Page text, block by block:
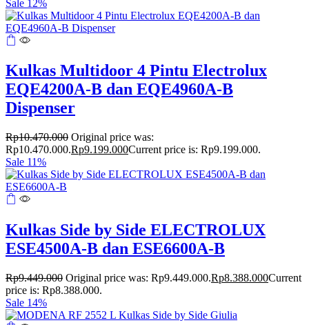
Sale 12%
Kulkas Multidoor 4 Pintu Electrolux
EQE4200A-B dan EQE4960A-B
Dispenser
Rp10.470.000 Original price was:
Rp10.470.000.Rp9.199.000Current price is: Rp9.199.000.
Sale 11%
Kulkas Side by Side ELECTROLUX
ESE4500A-B dan ESE6600A-B
Rp9.449.000 Original price was: Rp9.449.000.Rp8.388.000Current
price is: Rp8.388.000.
Sale 14%